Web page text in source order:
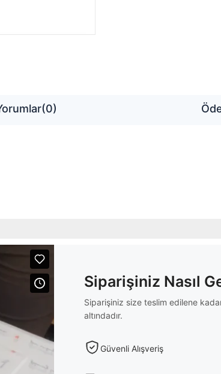
(0)
Siparişiniz Nasıl
Siparişiniz size teslim edilene
altındadır.
Güvenli Alışveriş